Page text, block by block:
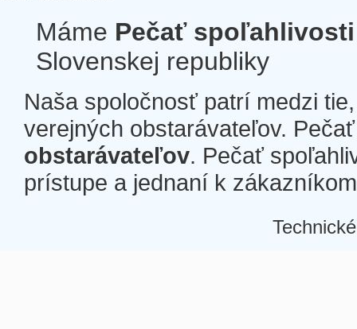
Máme Pečať spoľahlivosti
Slovenskej republiky
Naša spoločnosť patrí medzi
verejných obstarávateľov.
obstarávateľov. Pečať
prístupe a jednaní k